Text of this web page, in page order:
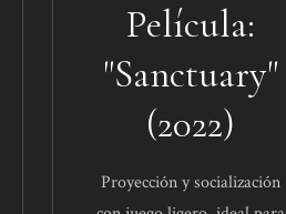
Película:
"Sanctuary"
(2022)
Proyección y socialización